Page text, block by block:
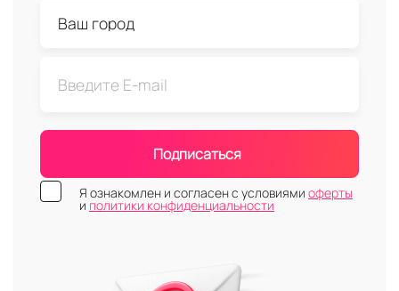
Подписаться
Я ознакомлен и согласен с условиями оферты
и политики конфиденциальности